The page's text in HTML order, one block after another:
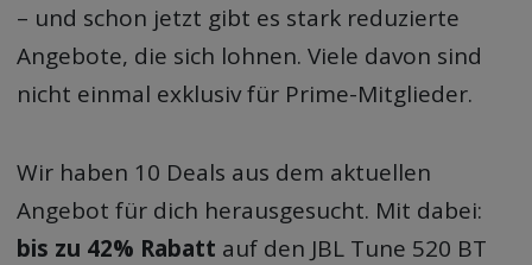
– und schon jetzt gibt es stark reduzierte
Angebote, die sich lohnen. Viele davon sind
nicht einmal exklusiv für Prime-Mitglieder.
Wir haben 10 Deals aus dem aktuellen
Angebot für dich herausgesucht. Mit dabei:
bis zu 42% Rabatt auf den JBL Tune 520 BT